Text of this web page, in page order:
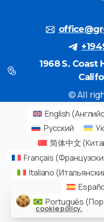
1968 S. Coast
© All
English (
Русский
简体中文(
Français (
Italiano (
Português (
By using this
cookie policy.